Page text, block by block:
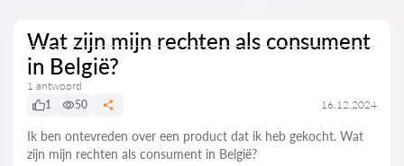
Wat zijn mijn rechten als consument
in België?
1 antwoord
1
50 16.12.2024
Ik ben ontevreden over een product dat ik heb gekocht. Wat
zijn mijn rechten als consument in België?